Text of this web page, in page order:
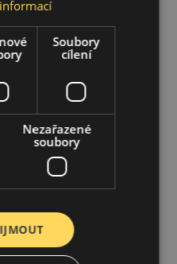
brzdný výkon a
zvyšuje komfort během
Soubory
cílení
Nezařazené
soubory